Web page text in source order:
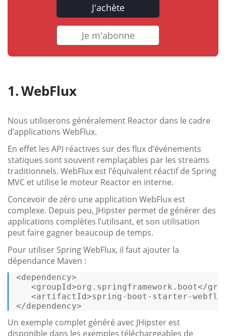
J'achète
Je m'abonne
WebFlux
Nous utiliserons généralement Reactor dans le cadre
d’applications WebFlux.
En effet les API réactives sur des flux d’événements
statiques sont souvent remplaçables par les streams
traditionnels. WebFlux est l’équivalent réactif de Spring
MVC et utilise le moteur Reactor en interne.
Concevoir de zéro une application WebFlux est
complexe. Depuis peu, JHipster permet de générer des
applications complètes l’utilisant, et son utilisation
peut faire gagner beaucoup de temps.
Pour utiliser Spring WebFlux, il faut ajouter la
dépendance Maven :
<dependency>
<groupId>org.springframework.boot</
<artifactId>spring-boot-starter-
</dependency>
Un exemple complet généré avec JHipster est
disponible dans les exemples téléchargeables de